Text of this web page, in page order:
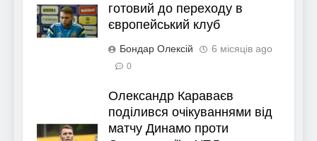
готовий до переходу в
європейський клуб
Бондар Олексій 6 місяців ago
0
Олександр Караваєв
поділився очікуваннями від
матчу Динамо проти